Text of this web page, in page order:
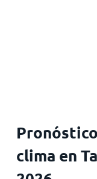
clima en